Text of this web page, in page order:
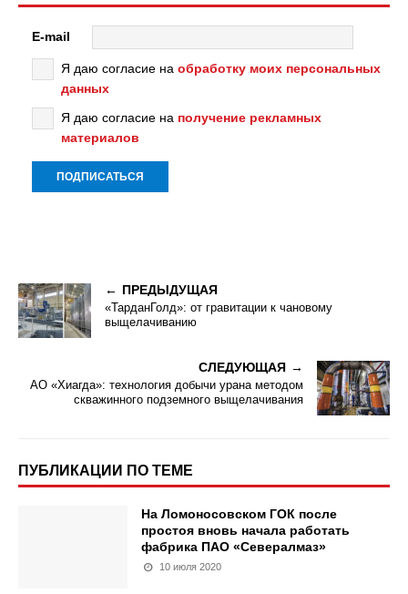
E-mail
Я даю согласие на обработку моих персональных
данных
Я даю согласие на получение рекламных
материалов
ПРЕДЫДУЩАЯ
«ТарданГолд»: от гравитации к чановому
выщелачиванию
СЛЕДУЮЩАЯ
АО «Хиагда»: технология добычи урана методом
скважинного подземного выщелачивания
ПУБЛИКАЦИИ ПО ТЕМЕ
На Ломоносовском ГОК после
простоя вновь начала работать
фабрика ПАО «Севералмаз»
10 июля 2020